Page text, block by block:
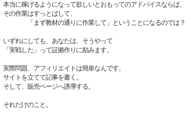
本当に稼げるようになって欲しいとおもってのアドバイスならば、
その作業はすっとばして、
「まず教材の通りに作業して」ということになるのでは？
いずれにしても、あなたは、そうやって
「実戦した」って証拠作りに励みます。
実際問題、アフィリエイトは簡単なんです。
サイトを立てて記事を書く。
そして、販売ページへ誘導する。
それだけのこと。